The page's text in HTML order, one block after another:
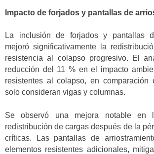
Impacto de forjados y pantallas de
La inclusión de forjados y pantallas
mejoró significativamente la
resistencia al colapso progresivo. El
reducción del 11 % en el impacto
resistentes al colapso, en comparación
solo consideran vigas y columnas.
Se observó una mejora notable en
redistribución de cargas después de la
críticas. Las pantallas de
elementos resistentes adicionales,